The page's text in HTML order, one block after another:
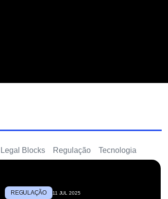
Legal Blocks Regulação Tecnologia
REGULAÇÃO 11 JUL 2025